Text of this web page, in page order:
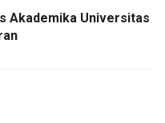
Akademika Universitas